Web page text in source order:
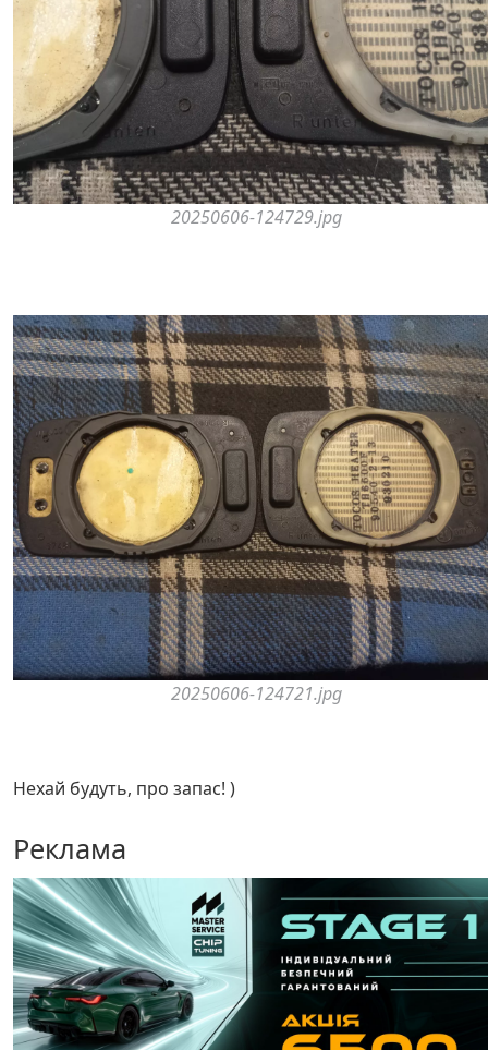
20250606-124729.jpg
20250606-124721.jpg
Нехай будуть, про запас! )
Реклама